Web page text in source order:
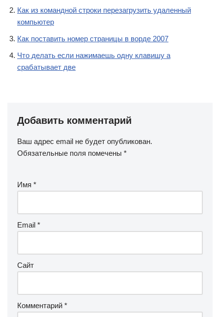
Как из командной строки перезагрузить удаленный
компьютер
Как поставить номер страницы в ворде 2007
Что делать если нажимаешь одну клавишу а
срабатывает две
Добавить комментарий
Ваш адрес email не будет опубликован.
Обязательные поля помечены *
Имя *
Email *
Сайт
Комментарий *